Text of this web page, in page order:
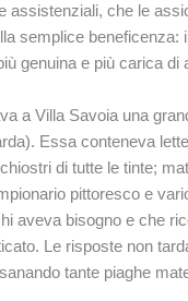
assistenziali, che le
semplice
genuina e più carica di
a Villa Savoia una
Essa conteneva
di tutte le tinte;
pittoresco e
aveva bisogno e che
Le risposte non
tante piaghe